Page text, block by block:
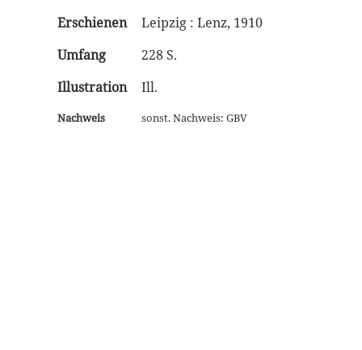
Erschienen
Leipzig : Lenz, 1910
Umfang
228 S.
Illustration
Ill.
Nachweis sonst. Nachweis: GBV